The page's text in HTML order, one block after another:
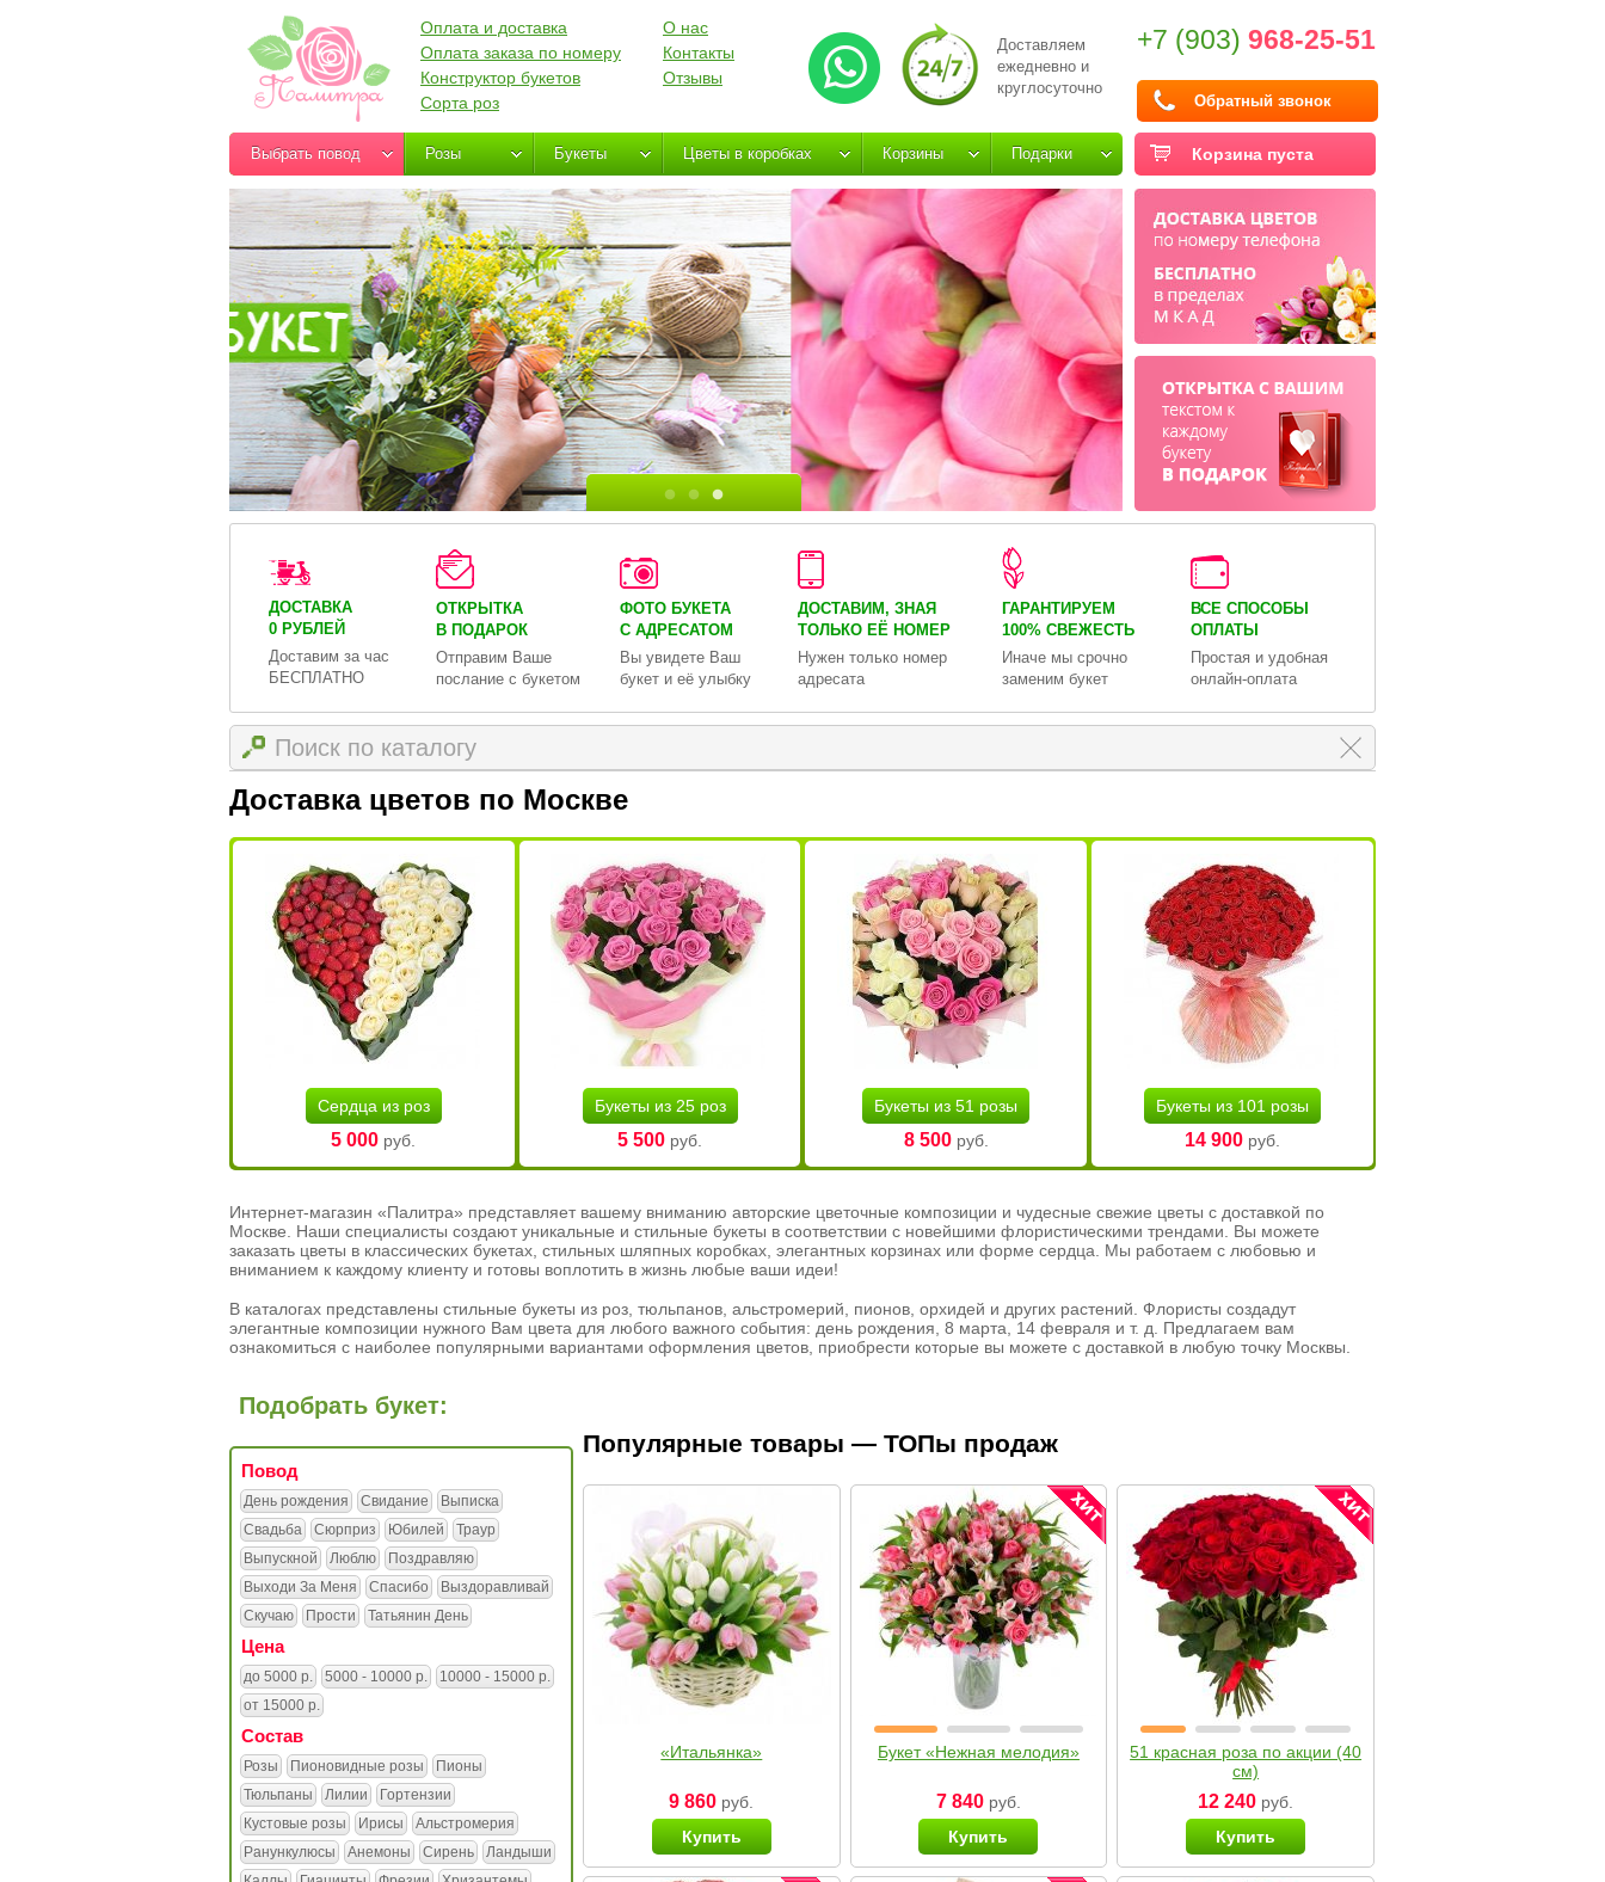
Доставляем
ежедневно и
круглосуточно
+7 (903) 968-25-51
Обратный звонок
Оплата и доставка
Оплата заказа по номеру
Конструктор букетов
Сорта роз
О нас
Контакты
Отзывы
Корзина пуста
Выбрать повод Розы Букеты Цветы в коробках Корзины Подарки
ДОСТАВКА
0 РУБЛЕЙ
Доставим за час
БЕСПЛАТНО
ОТКРЫТКА
В ПОДАРОК
Отправим Ваше
послание с букетом
ФОТО БУКЕТА
С АДРЕСАТОМ
Вы увидете Ваш
букет и её улыбку
ДОСТАВИМ, ЗНАЯ
ТОЛЬКО ЕЁ НОМЕР
Нужен только номер
адресата
ГАРАНТИРУЕМ
100% СВЕЖЕСТЬ
Иначе мы срочно
заменим букет
ВСЕ СПОСОБЫ
ОПЛАТЫ
Простая и удобная
онлайн-оплата
Доставка цветов по Москве
Сердца из роз
5 000 руб.
Букеты из 25 роз
5 500 руб.
Букеты из 51 розы
8 500руб.
Букеты из 101 розы
14 900руб.
Интернет-магазин «Палитра» представляет вашему вниманию авторские цветочные композиции и чудесные свежие цветы с доставкой по
Москве. Наши специалисты создают уникальные и стильные букеты в соответствии с новейшими флористическими трендами. Вы можете
заказать цветы в классических букетах, стильных шляпных коробках, элегантных корзинах или форме сердца. Мы работаем с любовью и
вниманием к каждому клиенту и готовы воплотить в жизнь любые ваши идеи!
В каталогах представлены стильные букеты из роз, тюльпанов, альстромерий, пионов, орхидей и других растений. Флористы создадут
элегантные композиции нужного Вам цвета для любого важного события: день рождения, 8 марта, 14 февраля и т. д. Предлагаем вам
ознакомиться с наиболее популярными вариантами оформления цветов, приобрести которые вы можете с доставкой в любую точку Москвы.
Подобрать букет:
Повод
День рождения Свидание
Выписка
Свадьба
Сюрприз Юбилей
Траур
Выпускной
Люблю
Поздравляю
Выходи За Меня
Спасибо
Выздоравливай
Скучаю
Прости Татьянин День
Цена
до 5000 р. 5000 - 10000 р.
10000 - 15000 р.
от 15000 р.
Состав
Розы Пионовидные розы
Пионы
Тюльпаны
Лилии
Гортензии
Кустовые розы
Ирисы
Альстромерия
Ранункулюсы
Анемоны Сирень
Ландыши
Популярные товары — ТОПы продаж
«Итальянка»
9 860 руб.
Купить
Букет «Нежная мелодия»
7 840руб.
Купить
51 красная роза по акции (40
см)
12 240 руб.
Купить